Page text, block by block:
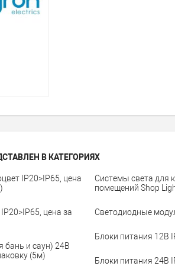
В КАТЕГОРИЯХ
IP20>IP65, цена
цена за
бань и саун) 24В
(5м)
Системы света для
помещений Shop
Светодиодные
Блоки питания 12В
Блоки питания 24В